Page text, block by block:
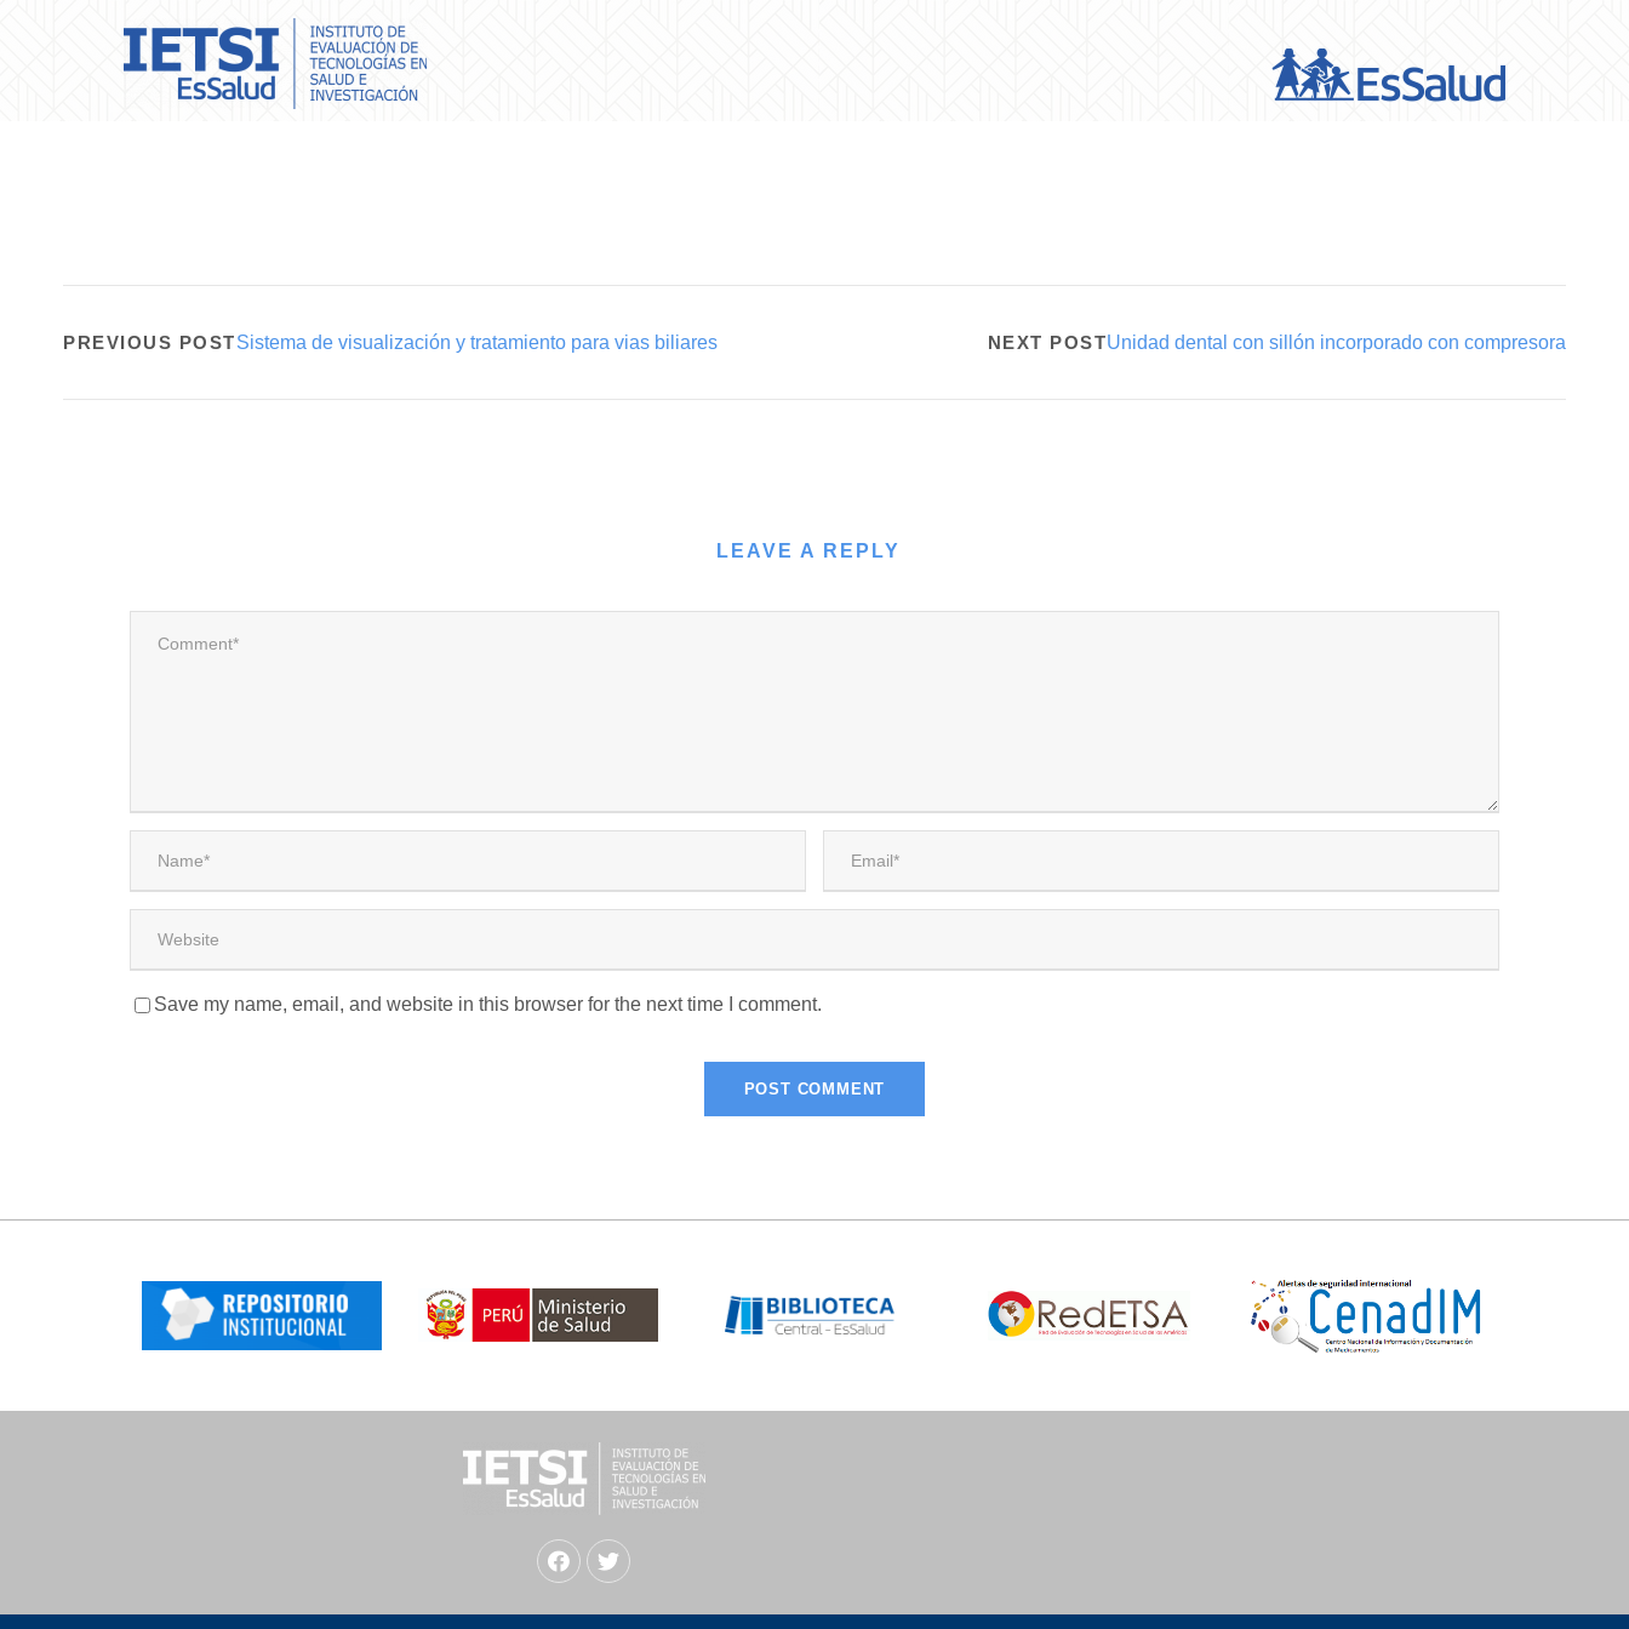
PREVIOUS POSTSistema de visualización y tratamiento para vias biliares NEXT POSTUnidad dental con sillón incorporado con compresora
LEAVE A REPLY
Save my name, email, and website in this browser for the next time I comment.